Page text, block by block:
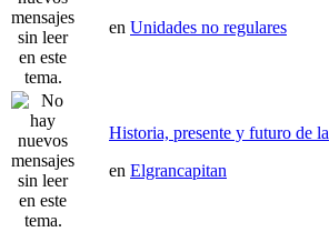
en Unidades no regulares
Historia, presente y futuro de la
en Elgrancapitan